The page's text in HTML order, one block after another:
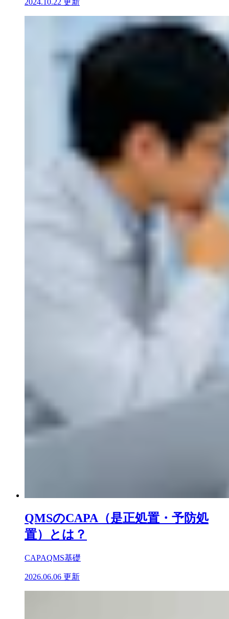
QMSのCAPA（是正処置・予防処
置）とは？
CAPAQMS基礎
2026.06.06 更新